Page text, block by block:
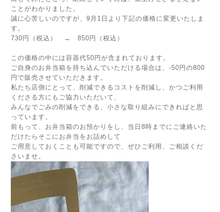
ことがわかりました。
誠に心苦しいのですが、9月1日より下記の価格に変更いたしま
す。
730円（税込） → 850円（税込）
この価格の中には容器代50円が含まれております。
ご自身のお弁当箱を持ち込んでいただける場合は、-50円の800
円で販売させていただきます。
私たち店側にとって、削減できるコストを削減し、かつご利用
くださる方にもご協力いただいて、
みんなでごみの削減をできる、小さな取り組みにできればと思
っています。
前もって、お弁当箱のお預かりをし、当日8時までにご連絡いた
だけたらそこにお弁当をお詰めして
ご用意しておくことも可能ですので、ぜひご利用、ご相談くだ
さいませ。